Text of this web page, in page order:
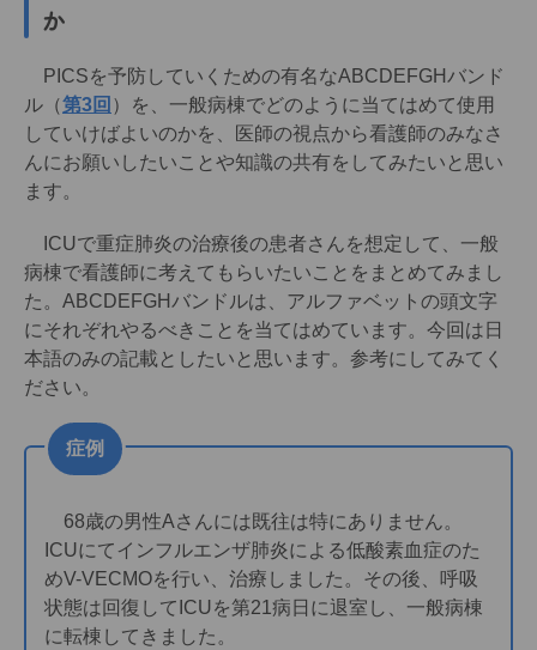
か
PICSを予防していくための有名なABCDEFGHバンド
ル（第3回 ）を、一般病棟でどのように当てはめて使用
していけばよいのかを、医師の視点から看護師のみなさ
んにお願いしたいことや知識の共有をしてみたいと思い
ます。
ICUで重症肺炎の治療後の患者さんを想定して、一般
病棟で看護師に考えてもらいたいことをまとめてみまし
た。ABCDEFGHバンドルは、アルファベットの頭文字
にそれぞれやるべきことを当てはめています。今回は日
本語のみの記載としたいと思います。参考にしてみてく
ださい。
症例
68歳の男性Aさんには既往は特にありません。
ICUにてインフルエンザ肺炎による低酸素血症のた
めV-VECMOを行い、治療しました。その後、呼吸
状態は回復してICUを第21病日に退室し、一般病棟
に転棟してきました。